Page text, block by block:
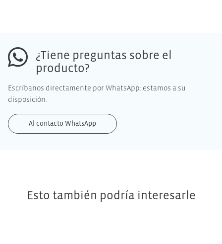
¿Tiene preguntas sobre el
producto?
Escríbanos directamente por WhatsApp: estamos a su
disposición.
Al contacto WhatsApp
Esto también podría interesarle